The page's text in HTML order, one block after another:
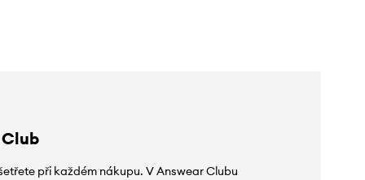
při každém nákupu. V Answear Clubu